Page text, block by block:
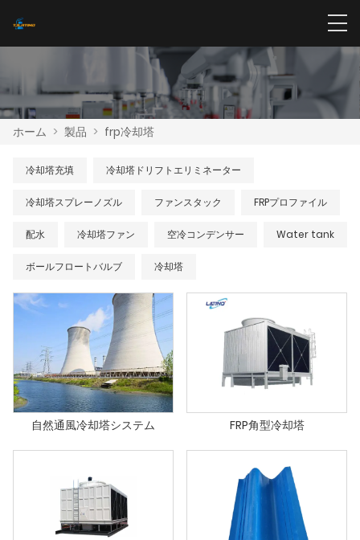
ホーム > 製品 > frp冷却塔
冷却塔充填 冷却塔ドリフトエリミネーター
冷却塔スプレーノズル ファンスタック FRPプロファイル
配水 冷却塔ファン 空冷コンデンサー Water tank
ボールフロートバルブ 冷却塔
自然通風冷却塔システム FRP角型冷却塔